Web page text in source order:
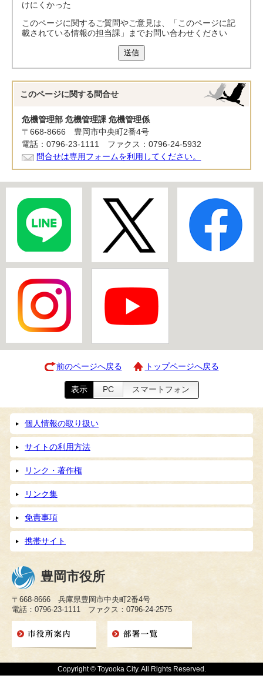
けにくかった
このページに関するご質問やご意見は、「このページに記
載されている情報の担当課」までお問い合わせください
送信
このページに関する 問合せ
危機管理部 危機管理課 危機管理係
〒668-8666 豊岡市中央町2番4号
電話：0796-23-1111 ファクス：0796-24-5932
問合せは専用フォームを利用してください。
前のページへ戻る トップページへ戻る
表示 PC スマートフォン
個人情報の取り扱い
サイトの利用方法
リンク・著作権
リンク集
免責事項
携帯サイト
豊岡市役所
〒668-8666 兵庫県豊岡市中央町2番4号
電話：0796-23-1111 ファクス：0796-24-2575
Copyright © Toyooka City. All Rights Reserved.